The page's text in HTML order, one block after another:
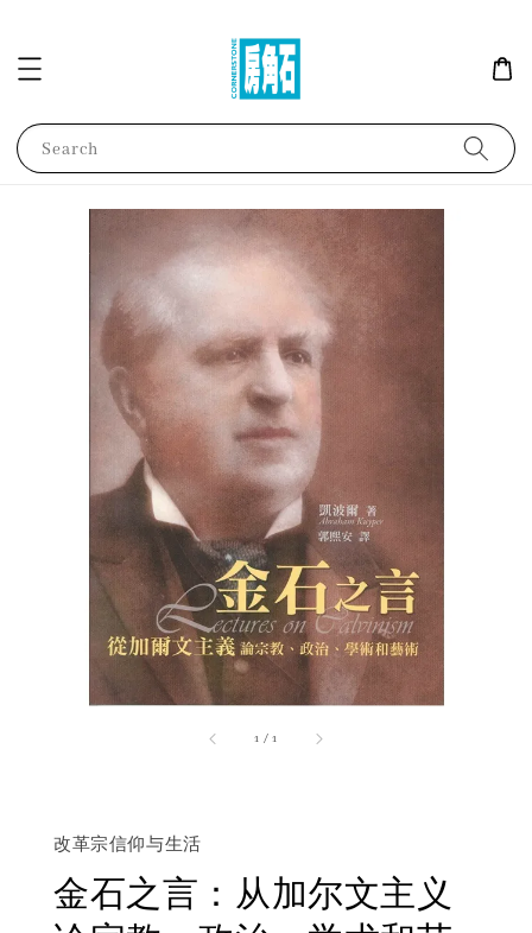
Search
1 /1
改革宗信仰与生活
金石之言：从加尔文主义